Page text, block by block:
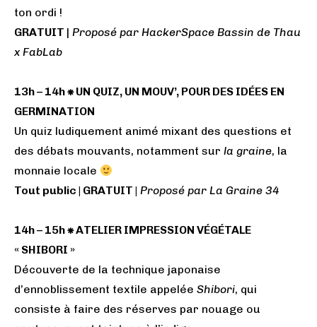
ton ordi !
GRATUIT | Proposé par HackerSpace Bassin de Thau
x FabLab
13h – 14h ⁕ UN QUIZ, UN MOUV’, POUR DES IDÉES EN
GERMINATION
Un quiz ludiquement animé mixant des questions et
des débats mouvants, notamment sur la graine, la
monnaie locale
Tout public | GRATUIT | Proposé par La Graine 34
14h – 15h ⁕ ATELIER IMPRESSION VÉGÉTALE
« SHIBORI »
Découverte de la technique japonaise
d’ennoblissement textile appelée Shibori, qui
consiste à faire des réserves par nouage ou